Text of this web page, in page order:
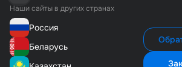
Наши сайты в других странах
Россия
Беларусь